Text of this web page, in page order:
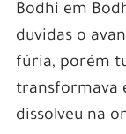
Bodhi em
duvidas o
fúria, porém
transformava
dissolveu na